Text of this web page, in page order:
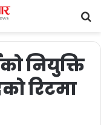
नियुक्ति
रिटमा